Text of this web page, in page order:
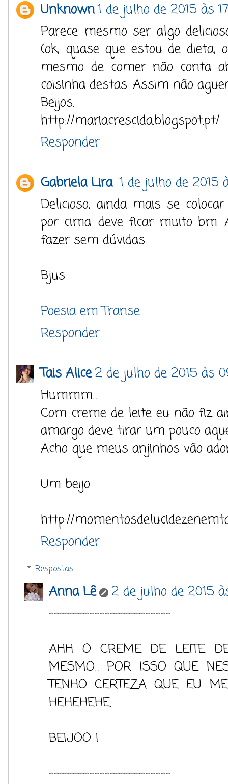
Unknown1 de julho de 2015 às
Parece mesmo ser algo
(ok, quase que estou de dieta,
mesmo de comer não conta
coisinha destas. Assim não
Beijos.
http://mariacrescida.blogspot.pt/
Responder
Gabriela Lira 1 de julho de 2015
Delicioso, ainda mais se
por cima. deve ficar muito bm.
fazer sem dúvidas.
Bjus
Poesia em Transe
Responder
Tais Alice2 de julho de 2015 às
Hummm...
Com creme de leite eu não fiz
amargo deve tirar um pouco
Acho que meus anjinhos vão
Um beijo.
http://
Responder
Respostas
Anna Lê
2 de julho de 2015
------------------------
AHH O CREME DE LEITE
MESMO... POR ISSO QUE
TENHO CERTEZA QUE EU
HEHEHEHE.
BEIJOO !
------------------------